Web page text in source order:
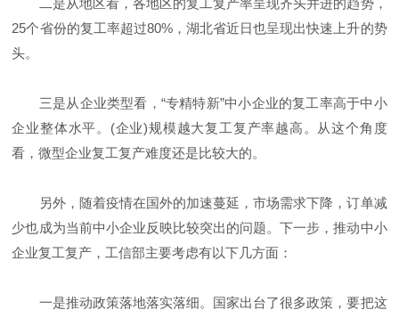
25个省份的复工率超过80%，湖北省近日也呈现出快速上升的势
头。
三是从企业类型看，“专精特新”中小企业的复工率高于中小
企业整体水平。(企业)规模越大复工复产率越高。从这个角度
看，微型企业复工复产难度还是比较大的。
另外，随着疫情在国外的加速蔓延，市场需求下降，订单减
少也成为当前中小企业反映比较突出的问题。下一步，推动中小
企业复工复产，工信部主要考虑有以下几方面：
一是推动政策落地落实落细。国家出台了很多政策，要把这